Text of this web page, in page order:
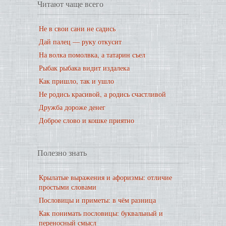
Читают чаще всего
Не в свои сани не садись
Дай палец — руку откусит
На волка помолвка, а татарин съел
Рыбак рыбака видит издалека
Как пришло, так и ушло
Не родись красивой, а родись счастливой
Дружба дороже денег
Доброе слово и кошке приятно
Полезно знать
Крылатые выражения и афоризмы: отличие
простыми словами
Пословицы и приметы: в чём разница
Как понимать пословицы: буквальный и
переносный смысл